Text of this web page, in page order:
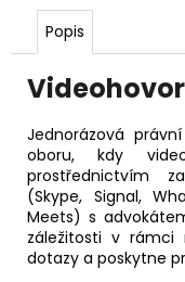
Popis
Videohovor
Jednorázová
oboru, kdy
prostřednictvím
(Skype, Signal,
Meets) s
záležitosti v rámci
dotazy a poskytne